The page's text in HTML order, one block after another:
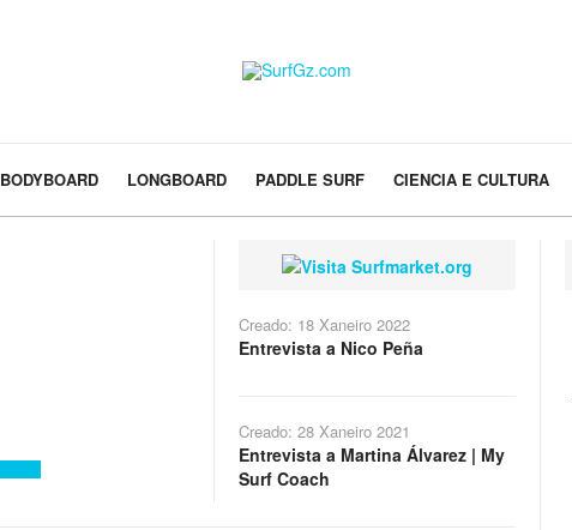
BODYBOARD LONGBOARD PADDLE SURF CIENCIA E CULTURA
Creado: 18 Xaneiro 2022
Entrevista a Nico Peña
Creado: 28 Xaneiro 2021
Entrevista a Martina Álvarez | My
Surf Coach